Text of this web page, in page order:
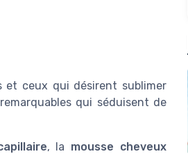
et ceux qui désirent sublimer
remarquables qui séduisent de
, la mousse cheveux